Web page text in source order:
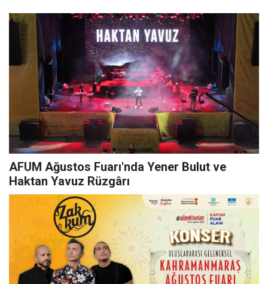
AFUM Ağustos Fuarı'nda Yener Bulut ve
Haktan Yavuz Rüzgârı